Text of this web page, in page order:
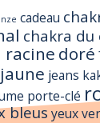
cadeau
chakra
racine doré
jaune jeans
porte-clé
bleusyeux